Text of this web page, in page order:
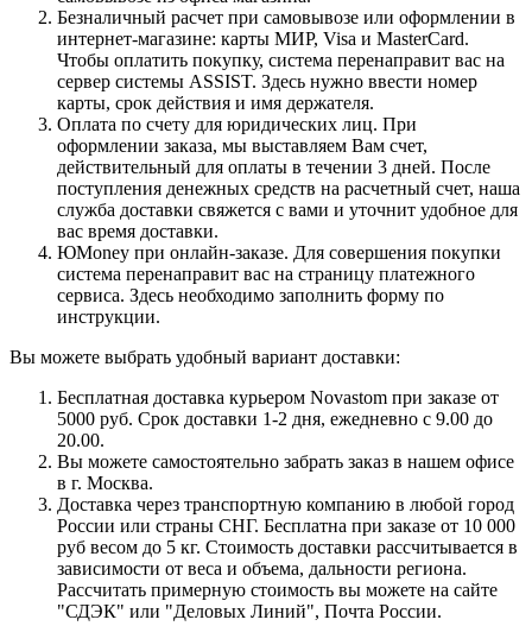
Безналичный расчет при самовывозе или оформлении в
интернет-магазине: карты МИР, Visa и MasterCard.
Чтобы оплатить покупку, система перенаправит вас на
сервер системы ASSIST. Здесь нужно ввести номер
карты, срок действия и имя держателя.
Оплата по счету для юридических лиц. При
оформлении заказа, мы выставляем Вам счет,
действительный для оплаты в течении 3 дней. После
поступления денежных средств на расчетный счет, наша
служба доставки свяжется с вами и уточнит удобное для
вас время доставки.
ЮMoney при онлайн-заказе. Для совершения покупки
система перенаправит вас на страницу платежного
сервиса. Здесь необходимо заполнить форму по
инструкции.
Вы можете выбрать удобный вариант доставки:
Бесплатная доставка курьером Novastom при заказе от
5000 руб. Срок доставки 1-2 дня, ежедневно с 9.00 до
20.00.
Вы можете самостоятельно забрать заказ в нашем офисе
в г. Москва.
Доставка через транспортную компанию в любой город
России или страны СНГ. Бесплатна при заказе от 10 000
руб весом до 5 кг. Стоимость доставки рассчитывается в
зависимости от веса и объема, дальности региона.
Рассчитать примерную стоимость вы можете на сайте
"СДЭК" или "Деловых Линий", Почта России.